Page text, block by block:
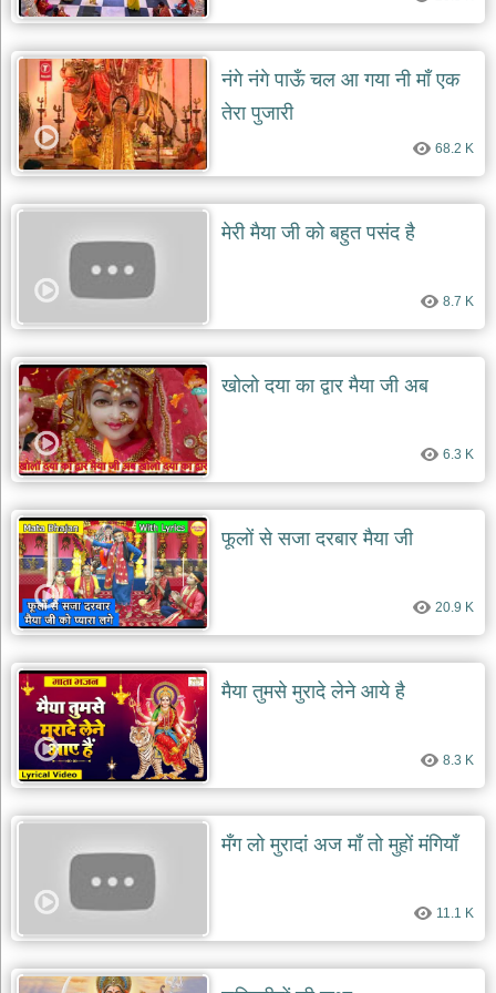
नंगे नंगे पाऊँ चल आ गया नी माँ एक
तेरा पुजारी
68.2 K
मेरी मैया जी को बहुत पसंद है
8.7 K
खोलो दया का द्वार मैया जी अब
6.3 K
फूलों से सजा दरबार मैया जी
20.9 K
मैया तुमसे मुरादे लेने आये है
8.3 K
मँग लो मुरादां अज माँ तो मुहों मंगियाँ
11.1 K